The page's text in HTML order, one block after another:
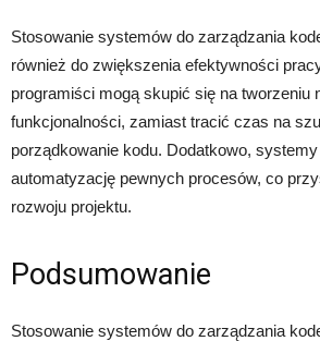
Stosowanie systemów do zarządzania
również do zwiększenia efektywności
programiści mogą skupić się na tworzeniu
funkcjonalności, zamiast tracić czas na
porządkowanie kodu. Dodatkowo,
automatyzację pewnych procesów, co
rozwoju projektu.
Podsumowanie
Stosowanie systemów do zarządzania